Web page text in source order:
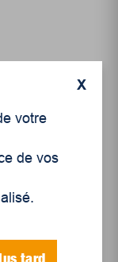
presse
X
votre
de vos
tard